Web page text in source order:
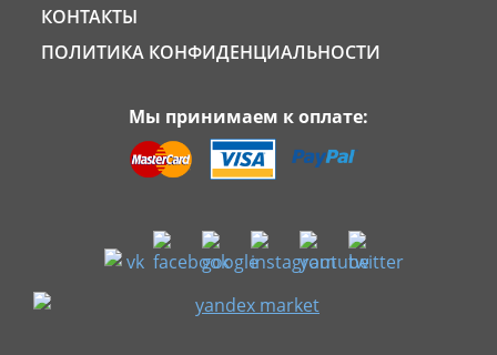
КОНТАКТЫ
ПОЛИТИКА КОНФИДЕНЦИАЛЬНОСТИ
Мы принимаем к оплате: